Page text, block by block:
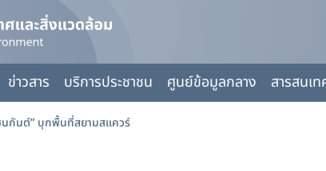
ข่าวสาร บริการประชาชน ศูนย์ข้อมูลกลาง สารสนเท
นกันต์” บุกพื้นที่สยามสแควร์